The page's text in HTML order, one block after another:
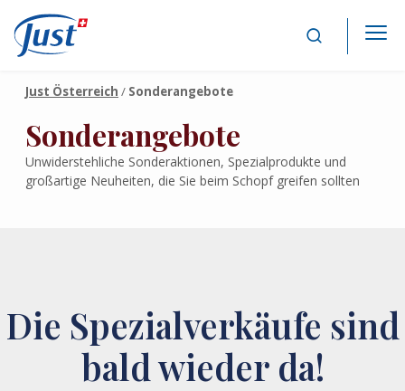
Main Navigation
Just Österreich / Sonderangebote
Sonderangebote
Unwiderstehliche Sonderaktionen, Spezialprodukte und
großartige Neuheiten, die Sie beim Schopf greifen sollten
Die Spezialverkäufe sind
bald wieder da!